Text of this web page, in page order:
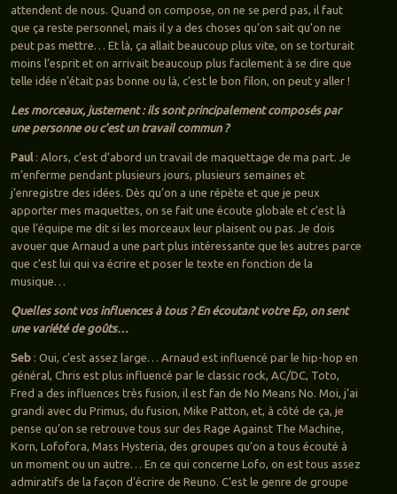
attendent de nous. Quand on compose, on ne se perd pas, il faut
que ça reste personnel, mais il y a des choses qu’on sait qu’on ne
peut pas mettre… Et là, ça allait beaucoup plus vite, on se torturait
moins l’esprit et on arrivait beaucoup plus facilement à se dire que
telle idée n’était pas bonne ou là, c’est le bon filon, on peut y aller !
Les morceaux, justement : ils sont principalement composés par
une personne ou c’est un travail commun ?
Paul : Alors, c’est d’abord un travail de maquettage de ma part. Je
m’enferme pendant plusieurs jours, plusieurs semaines et
j’enregistre des idées. Dès qu’on a une répète et que je peux
apporter mes maquettes, on se fait une écoute globale et c’est là
que l’équipe me dit si les morceaux leur plaisent ou pas. Je dois
avouer que Arnaud a une part plus intéressante que les autres parce
que c’est lui qui va écrire et poser le texte en fonction de la
musique…
Quelles sont vos influences à tous ? En écoutant votre Ep, on sent
une variété de goûts…
Seb : Oui, c’est assez large… Arnaud est influencé par le hip-hop en
général, Chris est plus influencé par le classic rock, AC/DC, Toto,
Fred a des influences très fusion, il est fan de No Means No. Moi, j’ai
grandi avec du Primus, du fusion, Mike Patton, et, à côté de ça, je
pense qu’on se retrouve tous sur des Rage Against The Machine,
Korn, Lofofora, Mass Hysteria, des groupes qu’on a tous écouté à
un moment ou un autre… En ce qui concerne Lofo, on est tous assez
admiratifs de la façon d’écrire de Reuno. C’est le genre de groupe